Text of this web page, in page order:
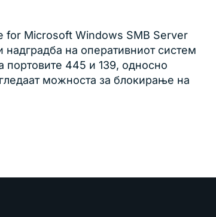
for Microsoft Windows SMB Server
на оперативниот систем
портовите 445 и 139, односно
можноста за блокирање на